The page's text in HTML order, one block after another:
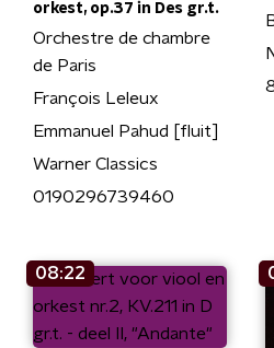
orkest, op.37 in Des gr.t.
Orchestre de chambre
de Paris
François Leleux
Emmanuel Pahud [fluit]
Warner Classics
0190296739460
08:22